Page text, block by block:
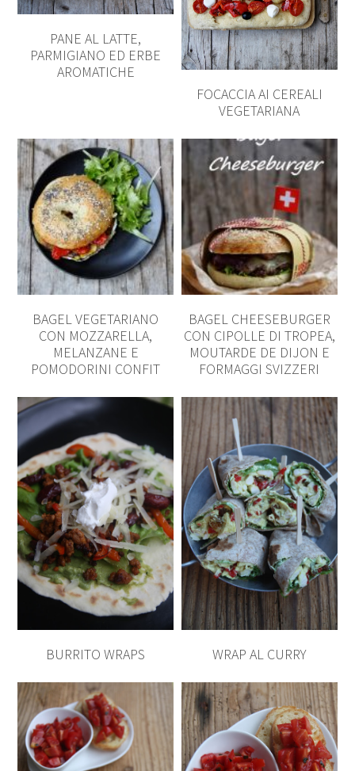
PANE AL LATTE,
PARMIGIANO ED ERBE
AROMATICHE
FOCACCIA AI CEREALI
VEGETARIANA
BAGEL VEGETARIANO
CON MOZZARELLA,
MELANZANE E
POMODORINI CONFIT
BAGEL CHEESEBURGER
CON CIPOLLE DI TROPEA,
MOUTARDE DE DIJON E
FORMAGGI SVIZZERI
BURRITO WRAPS WRAP AL CURRY